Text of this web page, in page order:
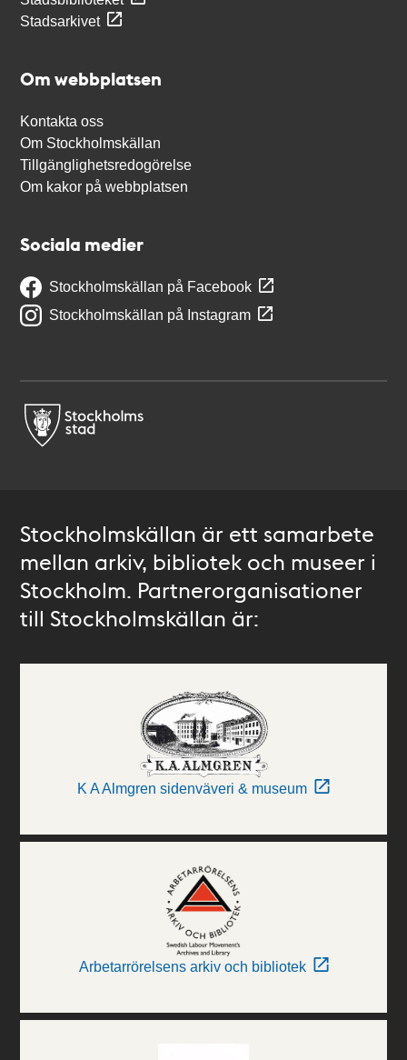
Stadsarkivet
Om webbplatsen
Kontakta oss
Om Stockholmskällan
Tillgänglighetsredogörelse
Om kakor på webbplatsen
Sociala medier
Stockholmskällan på Facebook
Stockholmskällan på Instagram
Stockholmskällan är ett samarbete
mellan arkiv, bibliotek och museer i
Stockholm. Partnerorganisationer
till Stockholmskällan är:
K A Almgren sidenväveri & museum
Arbetarrörelsens arkiv och bibliotek